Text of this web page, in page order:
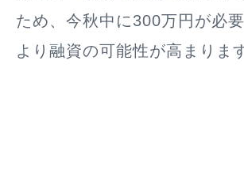
ため、今秋中に300万円が必
より融資の可能性が高まりま